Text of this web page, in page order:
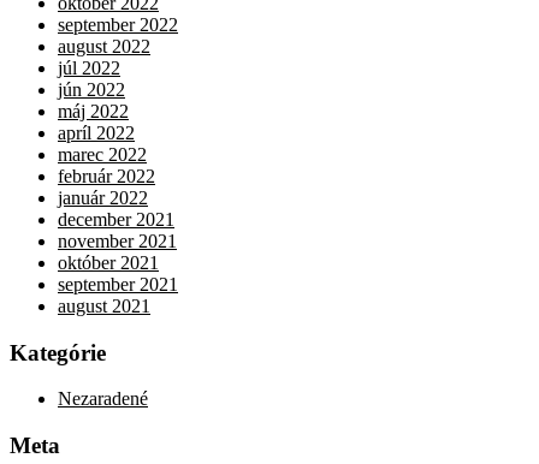
september 2022
august 2022
júl 2022
jún 2022
máj 2022
apríl 2022
marec 2022
február 2022
január 2022
december 2021
november 2021
október 2021
september 2021
august 2021
Kategórie
Nezaradené
Meta